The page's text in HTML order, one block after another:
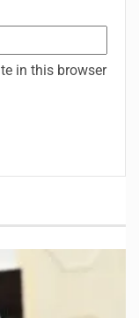
in this browser